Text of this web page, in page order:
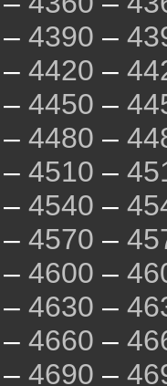
– 4390 –
– 4420 –
– 4450 –
– 4480 –
– 4510 –
– 4540 –
– 4570 –
– 4600 –
– 4630 –
– 4660 –
– 4690 –